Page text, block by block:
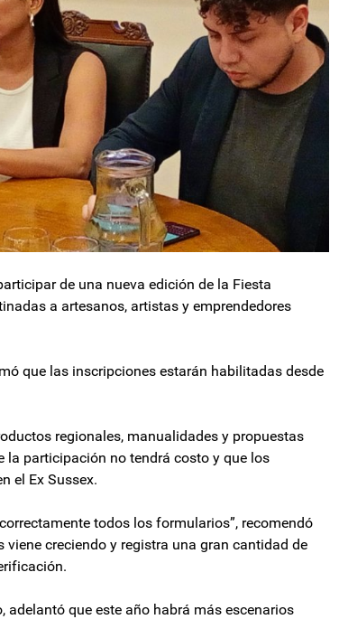
de una nueva edición de la Fiesta
a artesanos, artistas y emprendedores
que las inscripciones estarán habilitadas desde
regionales, manualidades y propuestas
la participación no tendrá costo y que los
el Ex Sussex.
todos los formularios”, recomendó
creciendo y registra una gran cantidad de
adelantó que este año habrá más escenarios